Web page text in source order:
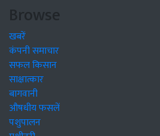
Browse
खबरें
कंपनी समाचार
सफल किसान
साक्षात्कार
बागवानी
औषधीय फसलें
पशुपालन